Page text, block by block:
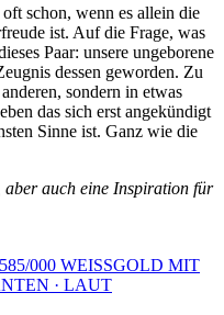
schon, wenn es allein die
ist. Auf die Frage, was
Paar: unsere ungeborene
dessen geworden. Zu
sondern in etwas
das sich erst angekündigt
Sinne ist. Ganz wie die
auch eine Inspiration für
585/000 WEISSGOLD MIT
· LAUT